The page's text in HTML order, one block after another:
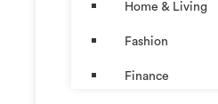
Home & Living
Fashion
Finance